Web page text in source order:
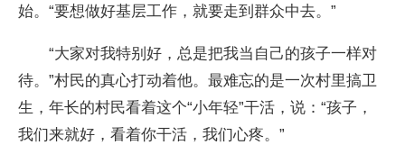
始。“要想做好基层工作，就要走到群众中去。”
“大家对我特别好，总是把我当自己的孩子一样对
待。”村民的真心打动着他。最难忘的是一次村里搞卫
生，年长的村民看着这个“小年轻”干活，说：“孩子，
我们来就好，看着你干活，我们心疼。”